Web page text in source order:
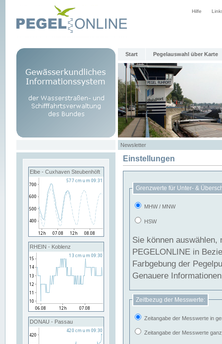
Hilfe
Start Pegelauswahl über Karte
Newsletter
Elbe - Cuxhaven Steubenhöft
RHEIN - Koblenz
DONAU - Passau
Einstellungen
Grenzwerte für Unter- &
MHW / MNW
HSW
Sie können
PEGELONLINE in Beziehung
Farbgebung der
Genauere
Zeitbezug der Messwerte:
Zeitangabe der Messwerte in
Zeitangabe der Messwerte